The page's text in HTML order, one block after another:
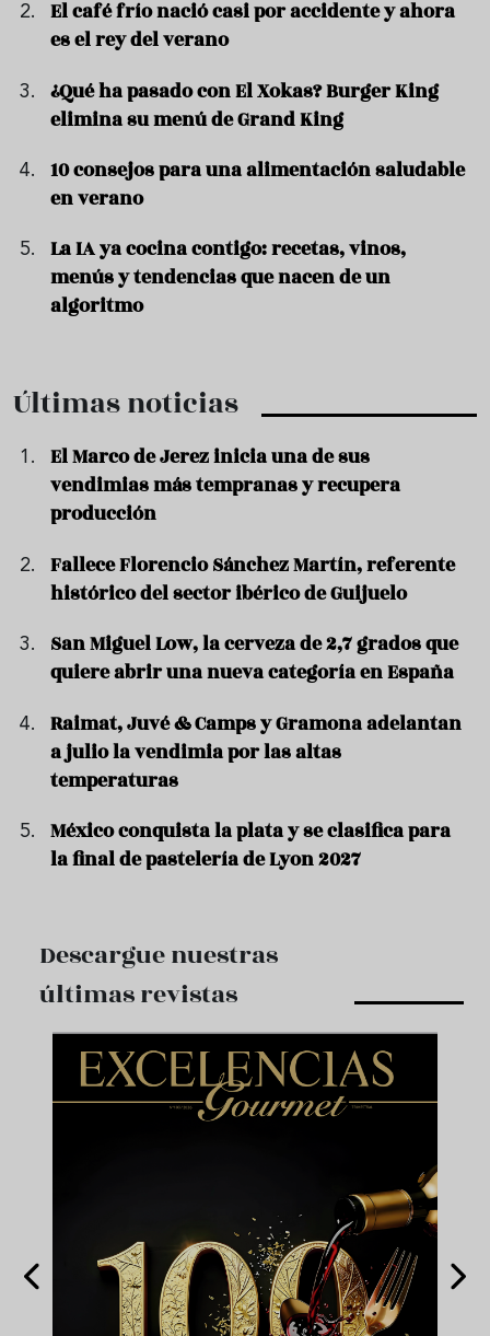
El café frío nació casi por accidente y ahora
es el rey del verano
¿Qué ha pasado con El Xokas? Burger King
elimina su menú de Grand King
10 consejos para una alimentación saludable
en verano
La IA ya cocina contigo: recetas, vinos,
menús y tendencias que nacen de un
algoritmo
Últimas noticias
El Marco de Jerez inicia una de sus
vendimias más tempranas y recupera
producción
Fallece Florencio Sánchez Martín, referente
histórico del sector ibérico de Guijuelo
San Miguel Low, la cerveza de 2,7 grados que
quiere abrir una nueva categoría en España
Raimat, Juvé & Camps y Gramona adelantan
a julio la vendimia por las altas
temperaturas
México conquista la plata y se clasifica para
la final de pastelería de Lyon 2027
Descargue nuestras
últimas revistas